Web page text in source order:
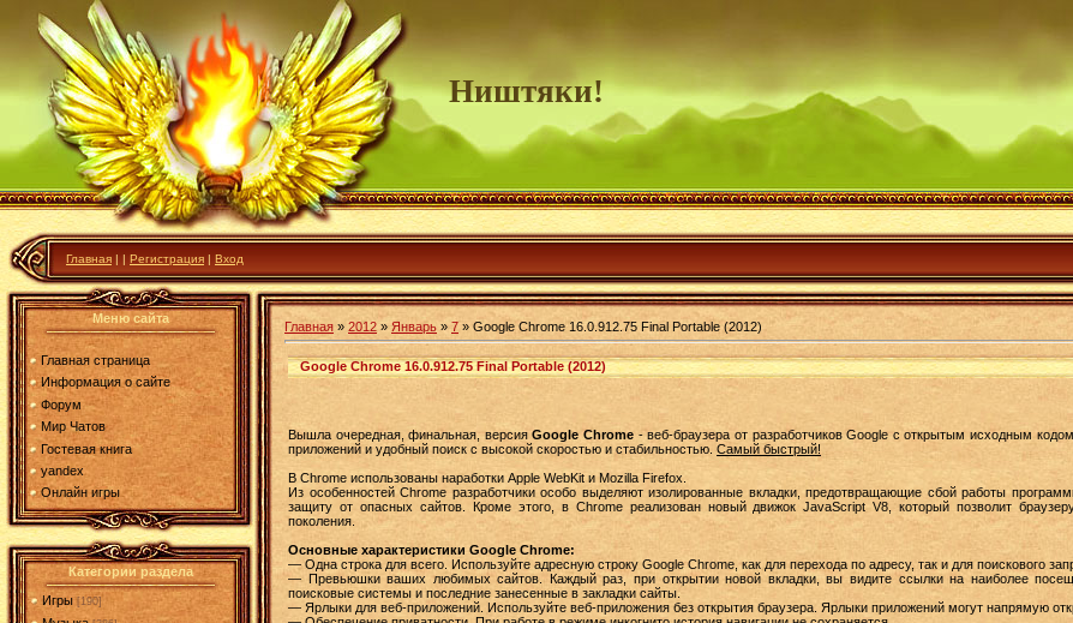
Ништяки!
Главная | | Регистрация | Вход
Меню сайта
Главная страница
Информация о сайте
Форум
Мир Чатов
Гостевая книга
yandex
Онлайн игры
Категории раздела
Игры [190]
Главная » 2012 » Январь » 7 » Google Chrome 16.0.912.75 Final Portable (2012)
Google Chrome 16.0.912.75 Final Portable (2012)
Вышла очередная, финальная, версияGoogle Chrome - веб-браузера от разработчиков Google с открытым исходным
приложений и удобный поиск с высокой скоростью и стабильностью. Самый быстрый!
В Chrome использованы наработки Apple WebKit и Mozilla Firefox.
Из особенностей Chrome разработчики особо выделяют изолированные вкладки, предотвращающие сбой работы
защиту от опасных сайтов. Кроме этого, в Chrome реализован новый движок JavaScript V8, который позволит
поколения.
Основные характеристики Google Chrome:
— Одна строка для всего. Используйте адресную строку Google Chrome, как для перехода по адресу, так и для поискового
— Превьюшки ваших любимых сайтов. Каждый раз, при открытии новой вкладки, вы видите ссылки на наиболее
поисковые системы и последние занесенные в закладки сайты.
— Ярлыки для веб-приложений. Используйте веб-приложения без открытия браузера. Ярлыки приложений могут напрямую